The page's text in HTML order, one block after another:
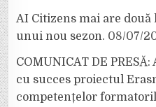
AI Citizens mai are
unui nou sezon. 08/07/
COMUNICAT DE
cu succes proiectul
competențelor